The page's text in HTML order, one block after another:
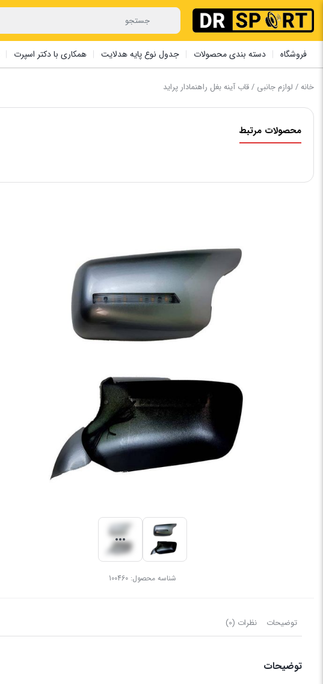
فروشگاه دسته بندی محصولات جدول نوع پایه هدلایت همکاری با دکتر اسپرت
خانه/ لوازم جانبی / قاب آینه بغل راهنمادار پراید
محصولات مرتبط
شناسه محصول:100460
توضیحات نظرات (0)
توضیحات